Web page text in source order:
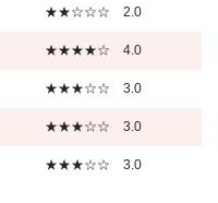
★★☆☆☆ 2.0
★★★★☆ 4.0
★★★☆☆ 3.0
★★★☆☆ 3.0
★★★☆☆ 3.0